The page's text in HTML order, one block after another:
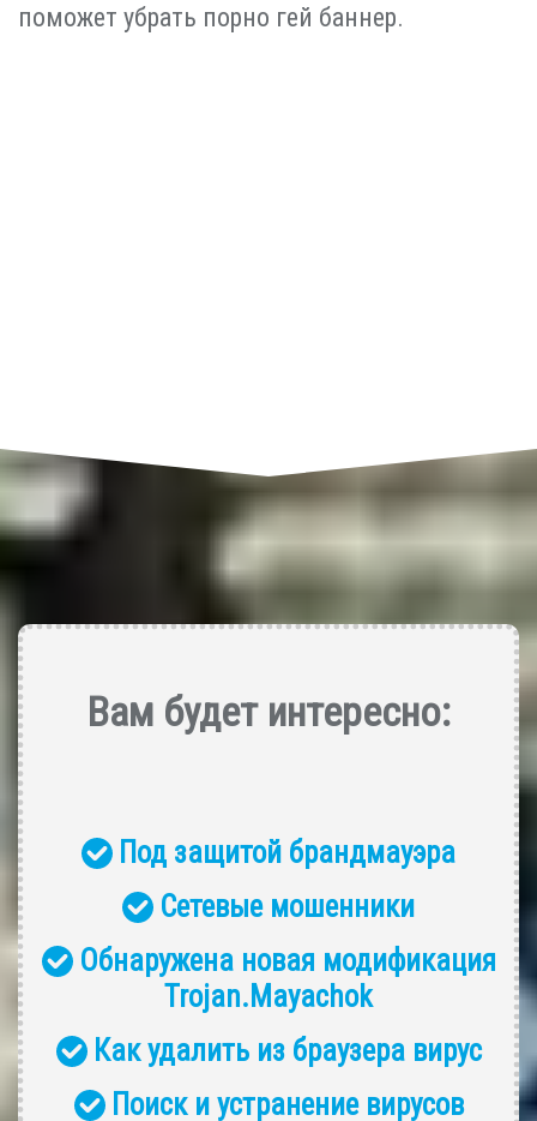
поможет убрать порно гей баннер.
Вам будет интересно:
Под защитой брандмауэра
Сетевые мошенники
Обнаружена новая модификация
Trojan.Mayachok
Как удалить из браузера вирус
Поиск и устранение вирусов